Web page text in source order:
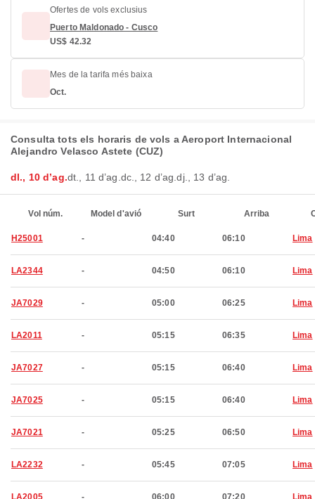
Ofertes de vols exclusius
Puerto Maldonado - Cusco
US$ 42.32
Mes de la tarifa més baixa
Oct.
Consulta tots els horaris de vols a Aeroport Internacional
Alejandro Velasco Astete (CUZ)
dl., 10 d’ag.dt., 11 d’ag. dc., 12 d’ag.dj., 13 d’ag.
Vol núm. Model d'avió Surt Arriba
H25001 - 04:40 06:10 Lima
LA2344 - 04:50 06:10 Lima
JA7029 - 05:00 06:25 Lima
LA2011 - 05:15 06:35 Lima
JA7027 - 05:15 06:40 Lima
JA7025 - 05:15 06:40 Lima
JA7021 - 05:25 06:50 Lima
LA2232 - 05:45 07:05 Lima
LA2005 - 06:00 07:20 Lima